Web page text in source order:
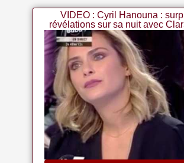
VIDEO : Cyril Hanouna :
révélations sur sa nuit avec
en direct dans TPMP